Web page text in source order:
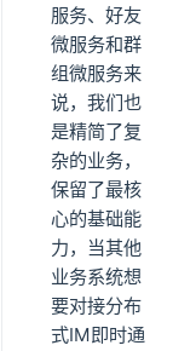
服务、好友
微服务和群
组微服务来
说，我们也
是精简了复
杂的业务，
保留了最核
心的基础能
力，当其他
业务系统想
要对接分布
式IM即时通